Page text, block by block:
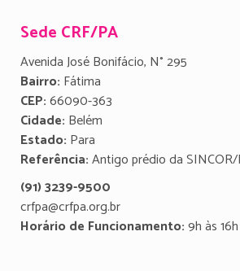
Sede CRF/PA
Avenida José Bonifácio, N° 295
Bairro: Fátima
CEP:66090-363
Cidade: Belém
Estado: Para
Referência:Antigo prédio da SINCOR/
(91) 3239-9500
crfpa@crfpa.org.br
Horário de Funcionamento:9h às 16h